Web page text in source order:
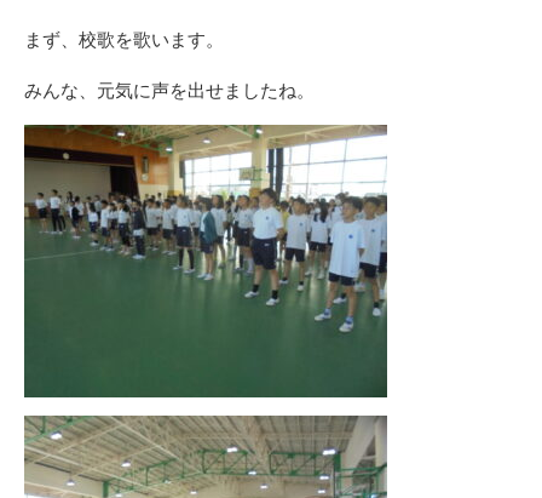
まず、校歌を歌います。
みんな、元気に声を出せましたね。